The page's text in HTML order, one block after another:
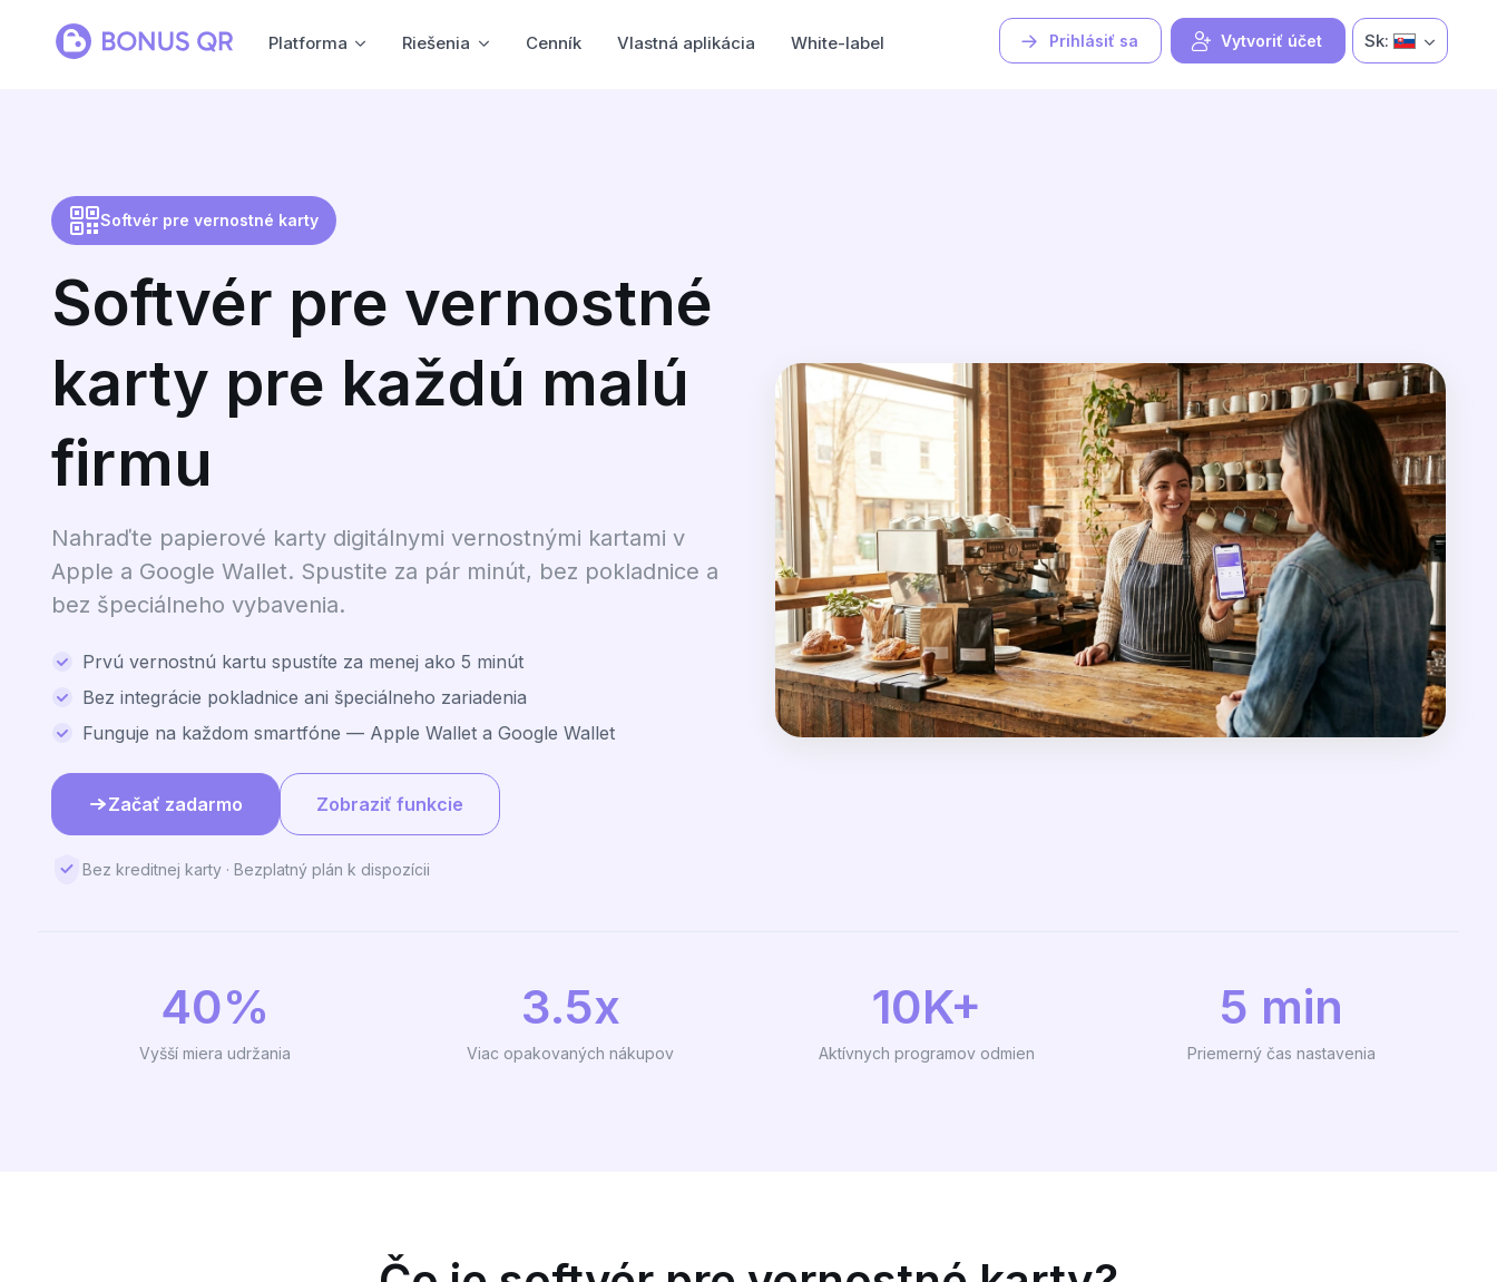
Prihlásiť sa Vytvoriť účet
Platforma Riešenia Cenník Vlastná aplikácia White-label Sk:
Softvér pre vernostné karty
Softvér pre vernostné
karty pre každú malú
firmu
Nahraďte papierové karty digitálnymi vernostnými kartami v
Apple a Google Wallet. Spustite za pár minút, bez pokladnice a
bez špeciálneho vybavenia.
Prvú vernostnú kartu spustíte za menej ako 5 minút
Bez integrácie pokladnice ani špeciálneho zariadenia
Funguje na každom smartfóne — Apple Wallet a Google Wallet
Začať zadarmo Zobraziť funkcie
Bez kreditnej karty · Bezplatný plán k dispozícii
40%
Vyšší miera udržania
3.5x
Viac opakovaných nákupov
10K+
Aktívnych programov odmien
5 min
Priemerný čas nastavenia